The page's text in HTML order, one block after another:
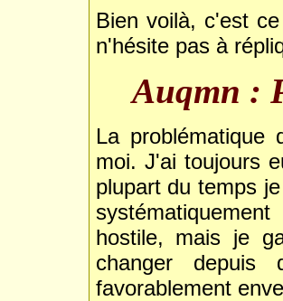
Bien voilà, c'est
n'hésite pas à
Auqmn :
La problématique
moi. J'ai toujours
plupart du temps
hostile, mais je
changer
favorablement